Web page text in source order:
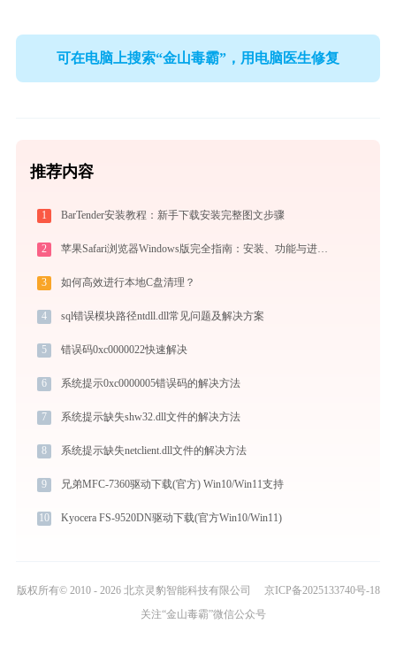
可在电脑上搜索“金山毒霸”，用电脑医生修复
推荐内容
1 BarTender安装教程：新手下载安装完整图文步骤
2 苹果Safari浏览器Windows版完全指南：安装、功能与进阶使用技巧全攻略（2026最新）
3 如何高效进行本地C盘清理？
4 sql错误模块路径ntdll.dll常见问题及解决方案
5 错误码0xc0000022快速解决
6 系统提示0xc0000005错误码的解决方法
7 系统提示缺失shw32.dll文件的解决方法
8 系统提示缺失netclient.dll文件的解决方法
9 兄弟MFC-7360驱动下载(官方) Win10/Win11支持
10 Kyocera FS-9520DN驱动下载(官方Win10/Win11)
版权所有© 2010 - 2026 北京灵豹智能科技有限公司
京ICP备2025133740号-18
关注“金山毒霸”微信公众号